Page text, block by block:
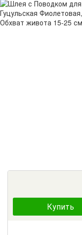
Купить